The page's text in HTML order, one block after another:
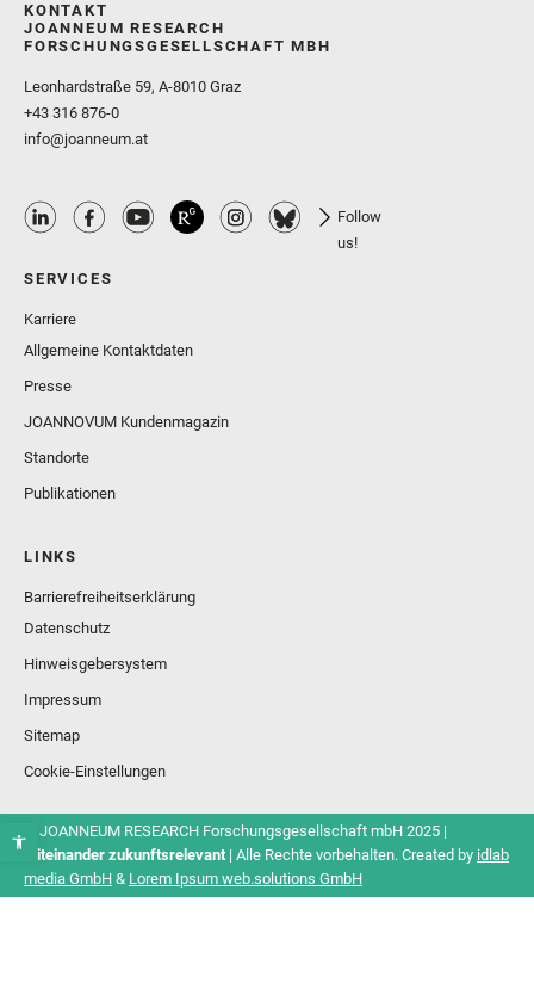
KONTAKT
JOANNEUM RESEARCH
FORSCHUNGSGESELLSCHAFT MBH
Leonhardstraße 59, A-8010 Graz
+43 316 876-0
info@joanneum.at
Follow
us!
SERVICES
Karriere
Allgemeine Kontaktdaten
Presse
JOANNOVUM Kundenmagazin
Standorte
Publikationen
LINKS
Barrierefreiheitserklärung
Datenschutz
Hinweisgebersystem
Impressum
Sitemap
Cookie-Einstellungen
© JOANNEUM RESEARCH Forschungsgesellschaft mbH 2025 |
Miteinander zukunftsrelevant| Alle Rechte vorbehalten. Created by idlab
media GmbH & Lorem Ipsum web.solutions GmbH